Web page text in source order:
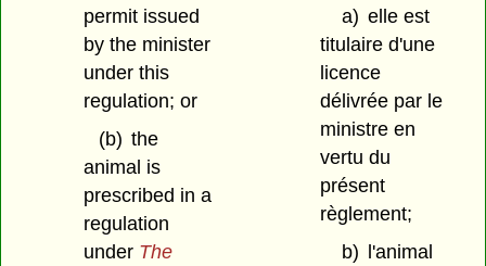
permit issued
by the minister
under this
regulation; or
(b) the
animal is
prescribed in a
regulation
under The
a) elle est
titulaire d'une
licence
délivrée par le
ministre en
vertu du
présent
règlement;
b) l'animal